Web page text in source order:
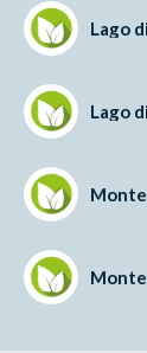
Lago
Lago